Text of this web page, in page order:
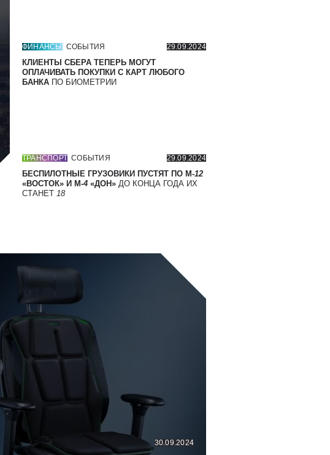
ФИНАНСЫ СОБЫТИЯ 29.09.2024
КЛИЕНТЫ СБЕРА ТЕПЕРЬ МОГУТ
ОПЛАЧИВАТЬ ПОКУПКИ С КАРТ ЛЮБОГО
БАНКА ПО БИОМЕТРИИ
ТРАНСПОРТ СОБЫТИЯ 29.09.2024
БЕСПИЛОТНЫЕ ГРУЗОВИКИ ПУСТЯТ ПО М-12
«ВОСТОК» И М-4 «ДОН» ДО КОНЦА ГОДА ИХ
СТАНЕТ 18
30.09.2024